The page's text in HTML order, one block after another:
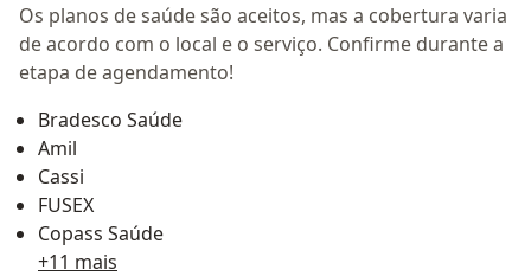
Os planos de saúde são aceitos, mas a cobertura varia
de acordo com o local e o serviço. Confirme durante a
etapa de agendamento!
Bradesco Saúde
Amil
Cassi
FUSEX
Copass Saúde
+11 mais